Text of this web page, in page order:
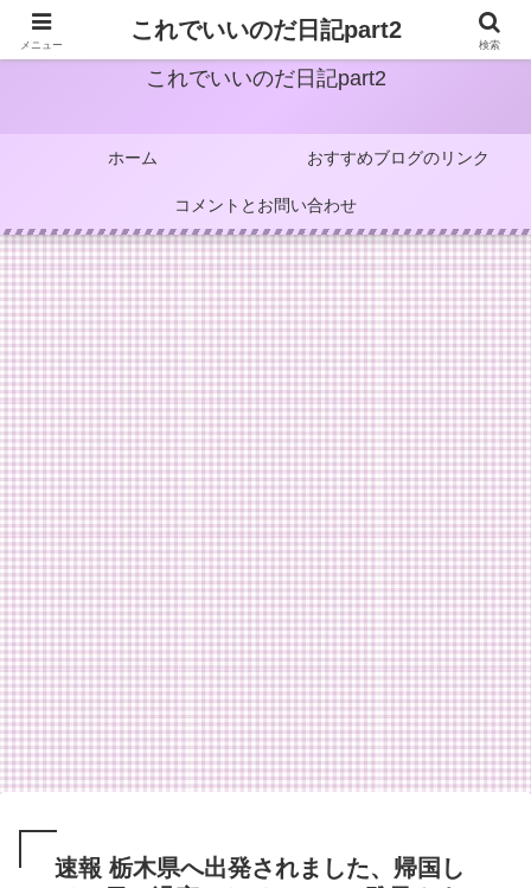
これでいいのだ日記part2
ホーム おすすめブログのリンク
コメントとお問い合わせ
速報 栃木県へ出発されました、帰国し
メニュー
これでいいのだ日記part2
検索